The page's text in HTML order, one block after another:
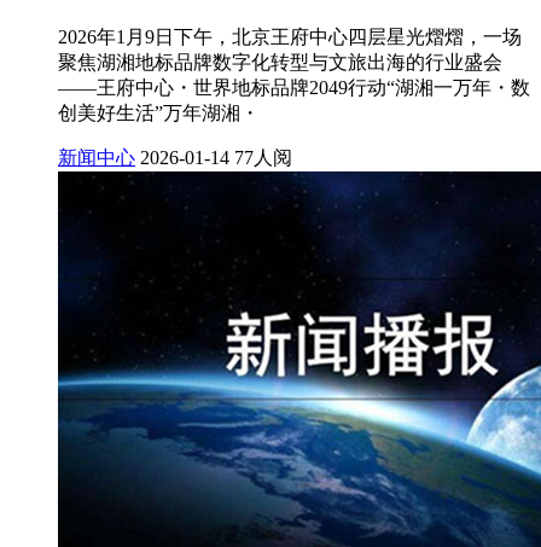
2026年1月9日下午，北京王府中心四层星光熠熠，一场
聚焦湖湘地标品牌数字化转型与文旅出海的行业盛会
——王府中心・世界地标品牌2049行动“湖湘一万年・数
创美好生活”万年湖湘・
新闻中心 2026-01-14 77人阅